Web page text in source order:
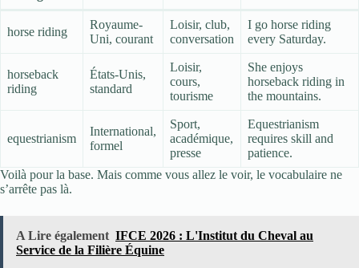
horse riding
Royaume-
Uni, courant
Loisir, club,
conversation
I go horse riding
every Saturday.
horseback
riding
États-Unis,
standard
Loisir,
cours,
tourisme
She enjoys
horseback riding in
the mountains.
equestrianism
International,
formel
Sport,
académique,
presse
Equestrianism
requires skill and
patience.
Voilà pour la base. Mais comme vous allez le voir, le vocabulaire ne
s’arrête pas là.
A Lire également IFCE 2026 : L'Institut du Cheval au
Service de la Filière Équine